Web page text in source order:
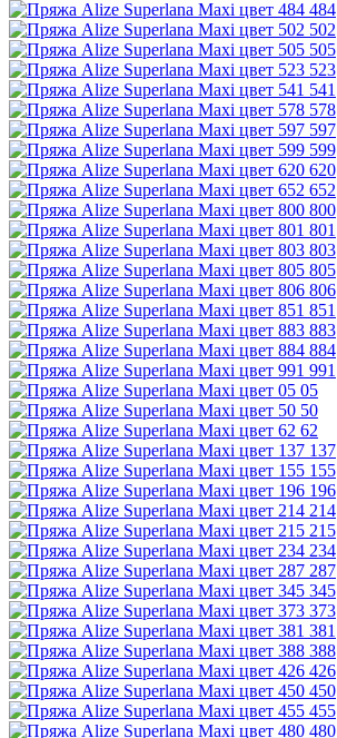
484
502
505
523
541
578
597
599
620
652
800
801
803
805
806
851
883
884
991
05
50
62
137
155
196
214
215
234
287
345
373
381
388
426
450
455
480